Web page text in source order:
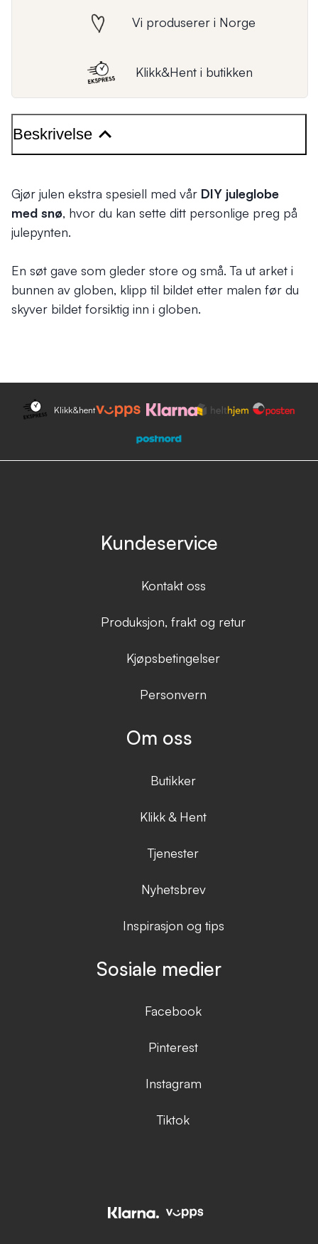
Vi produserer i Norge
Klikk&Hent i butikken
Beskrivelse
Gjør julen ekstra spesiell med vår DIY juleglobe
med snø, hvor du kan sette ditt personlige preg på
julepynten.
En søt gave som gleder store og små. Ta ut arket i
bunnen av globen, klipp til bildet etter malen før du
skyver bildet forsiktig inn i globen.
Klikk&hent
Kundeservice
Kontakt oss
Produksjon, frakt og retur
Kjøpsbetingelser
Personvern
Om oss
Butikker
Klikk & Hent
Tjenester
Nyhetsbrev
Inspirasjon og tips
Sosiale medier
Facebook
Pinterest
Instagram
Tiktok